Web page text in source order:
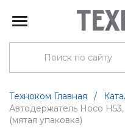
Техноком Главная /
Автодержатель Hoco
(мятая упаковка)